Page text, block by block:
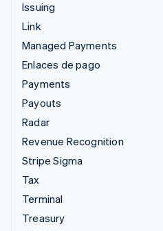
Issuing
Link
Managed Payments
Enlaces de pago
Payments
Payouts
Radar
Revenue Recognition
Stripe Sigma
Tax
Terminal
Treasury